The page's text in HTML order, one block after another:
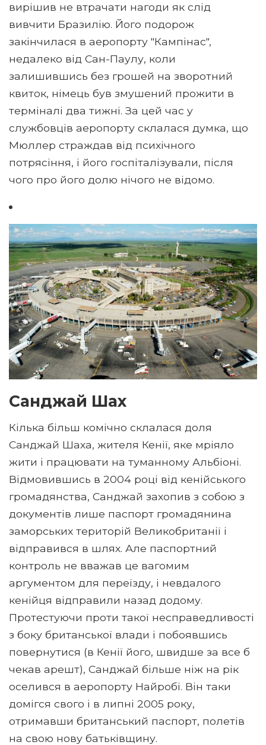
вирішив не втрачати нагоди як слід
вивчити Бразилію. Його подорож
закінчилася в аеропорту "Кампінас",
недалеко від Сан-Паулу, коли
залишившись без грошей на зворотний
квиток, німець був змушений прожити в
терміналі два тижні. За цей час у
службовців аеропорту склалася думка, що
Мюллер страждав від психічного
потрясіння, і його госпіталізували, після
чого про його долю нічого не відомо.
Санджай Шах
Кілька більш комічно склалася доля
Санджай Шаха, жителя Кенії, яке мріяло
жити і працювати на туманному Альбіоні.
Відмовившись в 2004 році від кенійського
громадянства, Санджай захопив з собою з
документів лише паспорт громадянина
заморських територій Великобританії і
відправився в шлях. Але паспортний
контроль не вважав це вагомим
аргументом для переїзду, і невдалого
кенійця відправили назад додому.
Протестуючи проти такої несправедливості
з боку британської влади і побоявшись
повернутися (в Кенії його, швидше за все б
чекав арешт), Санджай більше ніж на рік
оселився в аеропорту Найробі. Він таки
домігся свого і в липні 2005 року,
отримавши британський паспорт, полетів
на свою нову батьківщину.